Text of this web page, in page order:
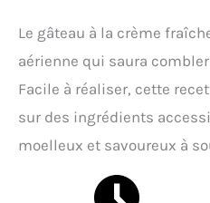
Le gâteau à la crème
aérienne qui saura
Facile à réaliser, cette
sur des ingrédients
moelleux et savoureux à